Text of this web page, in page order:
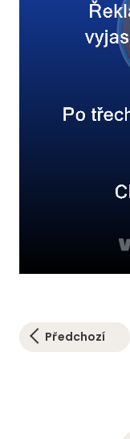
Předchozí